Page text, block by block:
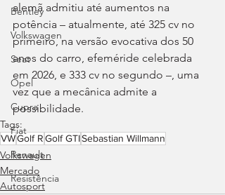
Bentley
Volkswagen
Seat
Opel
Cupra
Fiat
Renault
Resistência
alemã admitiu até aumentos na
potência – atualmente, até 325 cv no
primeiro, na versão evocativa dos 50
anos do carro, efeméride celebrada
em 2026, e 333 cv no segundo –, uma
vez que a mecânica admite a
possibilidade.
Tags:
VWGolf RGolf GTISebastian Willmann
Volkswagen
Mercado
Autosport